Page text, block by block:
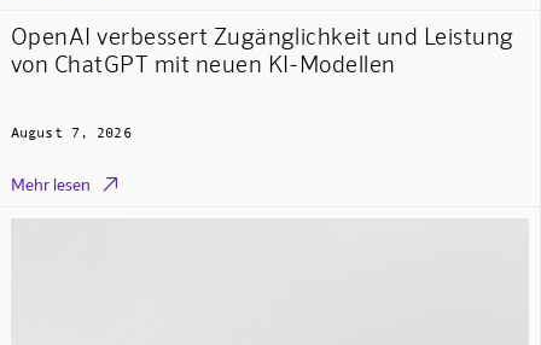
OpenAI verbessert Zugänglichkeit und Leistung
von ChatGPT mit neuen KI-Modellen
August 7, 2026
Mehr lesen 